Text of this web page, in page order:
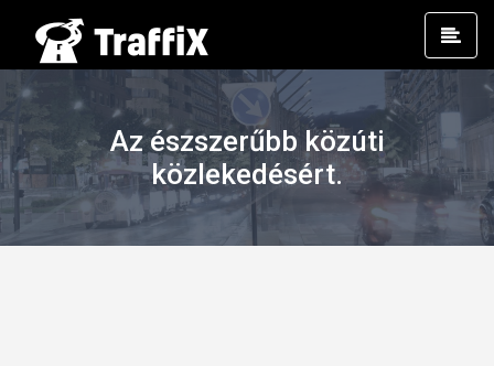
Az észszerűbb közúti
közlekedésért.